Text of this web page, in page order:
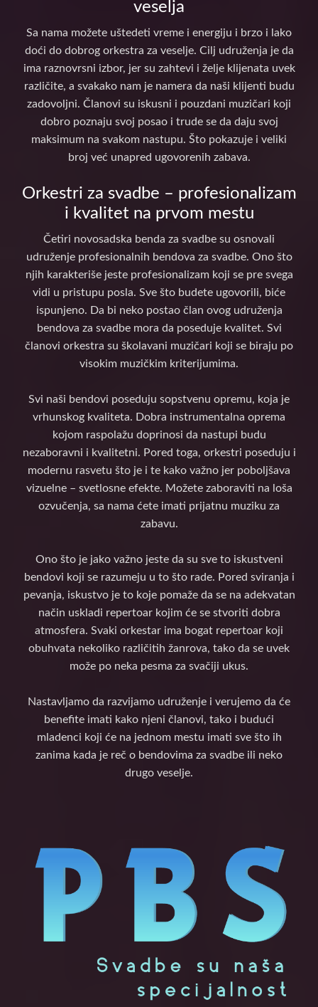
veselja
Sa nama možete uštedeti vreme i energiju i brzo i lako
doći do dobrog orkestra za veselje. Cilj udruženja je da
ima raznovrsni izbor, jer su zahtevi i želje klijenata uvek
različite, a svakako nam je namera da naši klijenti budu
zadovoljni. Članovi su iskusni i pouzdani muzičari koji
dobro poznaju svoj posao i trude se da daju svoj
maksimum na svakom nastupu. Što pokazuje i veliki
broj već unapred ugovorenih zabava.
Orkestri za svadbe – profesionalizam
i kvalitet na prvom mestu
Četiri novosadska benda za svadbe su osnovali
udruženje profesionalnih bendova za svadbe. Ono što
njih karakteriše jeste profesionalizam koji se pre svega
vidi u pristupu posla. Sve što budete ugovorili, biće
ispunjeno. Da bi neko postao član ovog udruženja
bendova za svadbe mora da poseduje kvalitet. Svi
članovi orkestra su školavani muzičari koji se biraju po
visokim muzičkim kriterijumima.
Svi naši bendovi poseduju sopstvenu opremu, koja je
vrhunskog kvaliteta. Dobra instrumentalna oprema
kojom raspolažu doprinosi da nastupi budu
nezaboravni i kvalitetni. Pored toga, orkestri poseduju i
modernu rasvetu što je i te kako važno jer poboljšava
vizuelne – svetlosne efekte. Možete zaboraviti na loša
ozvučenja, sa nama ćete imati prijatnu muziku za
zabavu.
Ono što je jako važno jeste da su sve to iskustveni
bendovi koji se razumeju u to što rade. Pored sviranja i
pevanja, iskustvo je to koje pomaže da se na adekvatan
način uskladi repertoar kojim će se stvoriti dobra
atmosfera. Svaki orkestar ima bogat repertoar koji
obuhvata nekoliko različitih žanrova, tako da se uvek
može po neka pesma za svačiji ukus.
Nastavljamo da razvijamo udruženje i verujemo da će
benefite imati kako njeni članovi, tako i budući
mladenci koji će na jednom mestu imati sve što ih
zanima kada je reč o bendovima za svadbe ili neko
drugo veselje.